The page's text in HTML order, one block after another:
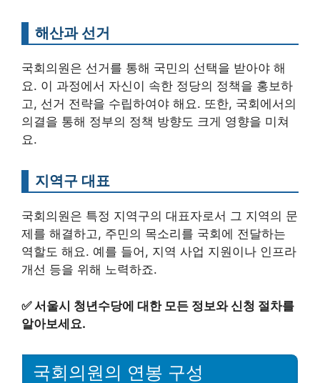
해산과 선거
국회의원은 선거를 통해 국민의 선택을 받아야 해
요. 이 과정에서 자신이 속한 정당의 정책을 홍보하
고, 선거 전략을 수립하여야 해요. 또한, 국회에서의
의결을 통해 정부의 정책 방향도 크게 영향을 미쳐
요.
지역구 대표
국회의원은 특정 지역구의 대표자로서 그 지역의 문
제를 해결하고, 주민의 목소리를 국회에 전달하는
역할도 해요. 예를 들어, 지역 사업 지원이나 인프라
개선 등을 위해 노력하죠.
✅서울시 청년수당에 대한 모든 정보와 신청 절차를
알아보세요.
국회의원의 연봉 구성